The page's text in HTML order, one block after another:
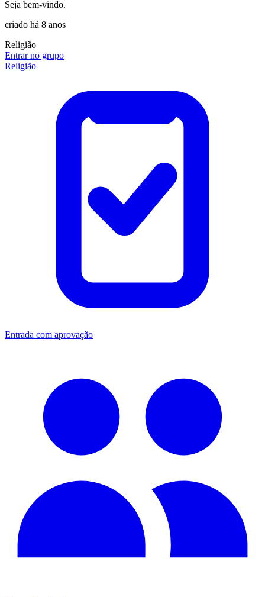
Seja bem-vindo.
criado há 8 anos
Religião
Entrar no grupo
Religião
Entrada com aprovação